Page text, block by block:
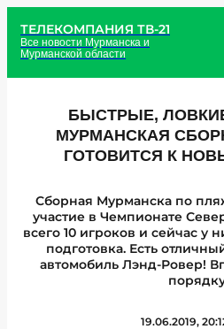
ТЕЛЕКОМПАНИЯ ТВ-21
Все новости Мурманска и
Мурманской области
БЫСТРЫЕ,
МУРМАНСКАЯ
ГОТОВИТСЯ К
Сборная Мурманска по
участие в Чемпионате
всего 10 игроков и сейчас у
подготовка. Есть
автомобиль Лэнд-Ровер!
19.06.2019,